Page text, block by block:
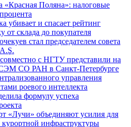
«Красная Поляна»: налоговые
убивает и спасает рейтинг
от склада до покупателя
стал председателем совета
с НГТУ представили на
СО РАН в Санкт-Петербурге
управления
роевого интеллекта
формулу успеха
«Лучи» объединяют усилия для
инфраструктуры